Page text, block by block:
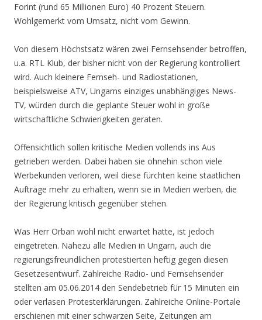
Forint (rund 65 Millionen Euro) 40 Prozent Steuern.
Wohlgemerkt vom Umsatz, nicht vom Gewinn.
Von diesem Höchstsatz wären zwei Fernsehsender betroffen,
u.a. RTL Klub, der bisher nicht von der Regierung kontrolliert
wird. Auch kleinere Fernseh- und Radiostationen,
beispielsweise ATV, Ungarns einziges unabhängiges News-
TV, würden durch die geplante Steuer wohl in große
wirtschaftliche Schwierigkeiten geraten.
Offensichtlich sollen kritische Medien vollends ins Aus
getrieben werden. Dabei haben sie ohnehin schon viele
Werbekunden verloren, weil diese fürchten keine staatlichen
Aufträge mehr zu erhalten, wenn sie in Medien werben, die
der Regierung kritisch gegenüber stehen.
Was Herr Orban wohl nicht erwartet hatte, ist jedoch
eingetreten. Nahezu alle Medien in Ungarn, auch die
regierungsfreundlichen protestierten heftig gegen diesen
Gesetzesentwurf. Zahlreiche Radio- und Fernsehsender
stellten am 05.06.2014 den Sendebetrieb für 15 Minuten ein
oder verlasen Protesterklärungen. Zahlreiche Online-Portale
erschienen mit einer schwarzen Seite, Zeitungen am